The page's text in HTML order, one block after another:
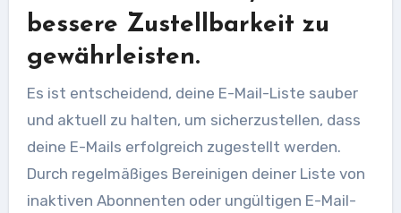
bessere Zustellbarkeit zu
gewährleisten.
Es ist entscheidend, deine E-Mail-Liste sauber
und aktuell zu halten, um sicherzustellen, dass
deine E-Mails erfolgreich zugestellt werden.
Durch regelmäßiges Bereinigen deiner Liste von
inaktiven Abonnenten oder ungültigen E-Mail-